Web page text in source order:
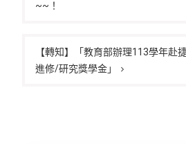
導~~！
【轉知】「教育部辦理113學年赴
進修/研究獎學金」